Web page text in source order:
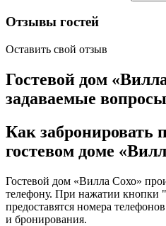
Отзывы гостей
Оставить свой отзыв
Гостевой дом
задаваемые вопросы
Как забронировать
гостевом доме
Гостевой дом «Вилла Сохо»
телефону. При нажатии кнопки
предоставятся номера
и бронирования.